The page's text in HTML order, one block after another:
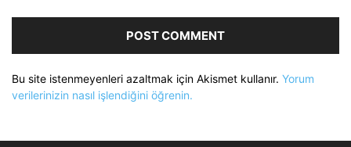
Bu site istenmeyenleri azaltmak için Akismet kullanır. Yorum
verilerinizin nasıl işlendiğini öğrenin.